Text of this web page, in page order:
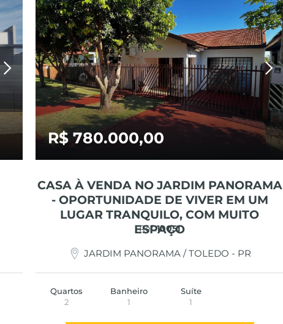
R$ 780.000,00
CASA À VENDA NO JARDIM PANORAMA
- OPORTUNIDADE DE VIVER EM UM
LUGAR TRANQUILO, COM MUITO
ESPAÇO
Ref.:10051
JARDIM PANORAMA / TOLEDO - PR
Quartos
2
Banheiro
1
Suíte
1